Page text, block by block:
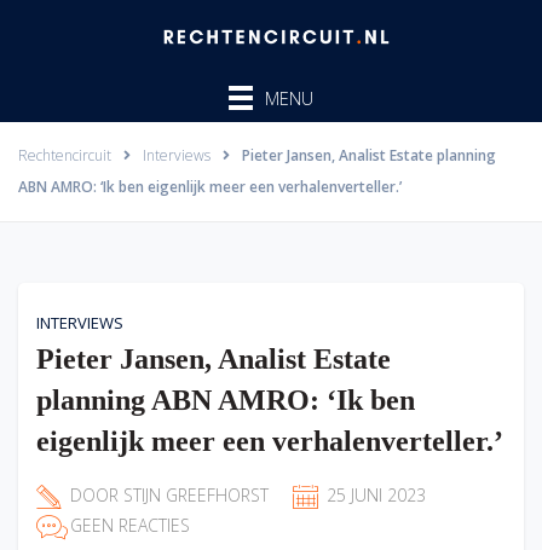
MENU
Rechtencircuit Interviews
Pieter Jansen, Analist Estate planning
ABN AMRO: ‘Ik ben eigenlijk meer een verhalenverteller.’
INTERVIEWS
Pieter Jansen, Analist Estate
planning ABN AMRO: ‘Ik ben
eigenlijk meer een verhalenverteller.’
DOOR STIJN GREEFHORST
25 JUNI 2023
GEEN REACTIES